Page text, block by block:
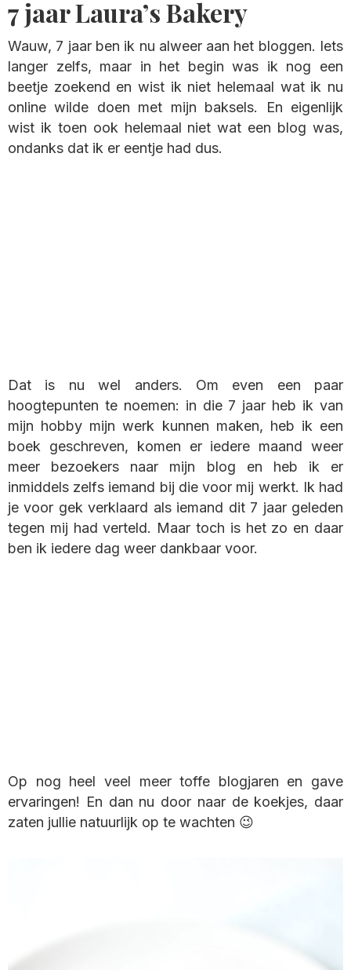
7 jaar Laura’s Bakery
Wauw, 7 jaar ben ik nu alweer aan het bloggen. Iets
langer zelfs, maar in het begin was ik nog een
beetje zoekend en wist ik niet helemaal wat ik nu
online wilde doen met mijn baksels. En eigenlijk
wist ik toen ook helemaal niet wat een blog was,
ondanks dat ik er eentje had dus.
Dat is nu wel anders. Om even een paar
hoogtepunten te noemen: in die 7 jaar heb ik van
mijn hobby mijn werk kunnen maken, heb ik een
boek geschreven, komen er iedere maand weer
meer bezoekers naar mijn blog en heb ik er
inmiddels zelfs iemand bij die voor mij werkt. Ik had
je voor gek verklaard als iemand dit 7 jaar geleden
tegen mij had verteld. Maar toch is het zo en daar
ben ik iedere dag weer dankbaar voor.
Op nog heel veel meer toffe blogjaren en gave
ervaringen! En dan nu door naar de koekjes, daar
zaten jullie natuurlijk op te wachten 😉